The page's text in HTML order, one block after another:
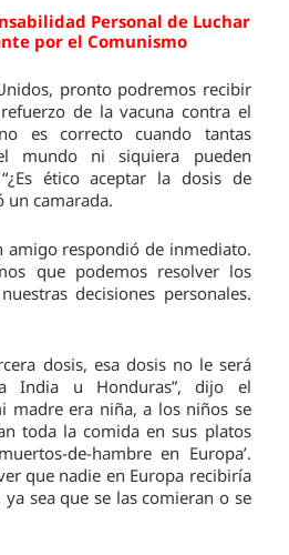
Personal de Luchar
por el Comunismo
pronto podremos recibir
de la vacuna contra el
es correcto cuando tantas
mundo ni siquiera pueden
ético aceptar la dosis de
un camarada.
amigo respondió de inmediato.
que podemos resolver los
decisiones personales.
dosis, esa dosis no le será
India u Honduras”, dijo el
madre era niña, a los niños se
toda la comida en sus platos
de-hambre en Europa’.
que nadie en Europa recibiría
sea que se las comieran o se